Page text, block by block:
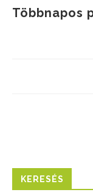
Többnapos
KERESÉS